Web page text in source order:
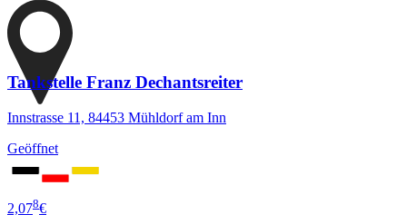
Tankstelle Franz Dechantsreiter
Innstrasse 11, 84453 Mühldorf am Inn
Geöffnet
2,078€